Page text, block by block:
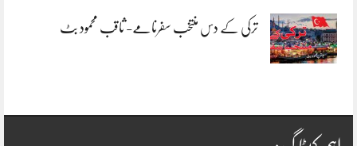
ترکی کے دس منتخب سفرنامے- ثاقب محمود بٹ